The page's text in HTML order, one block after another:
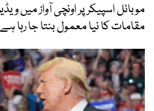
موبائل اسپیکر پر اونچی آواز میں
مقامات کا نیا معمول بنتا جا رہا